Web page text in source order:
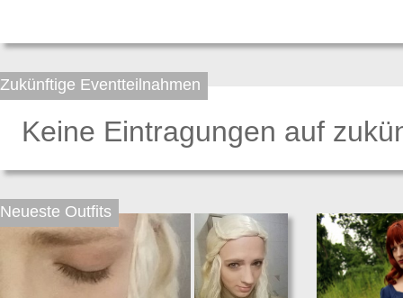
Zukünftige Eventteilnahmen
Keine Eintragungen auf
Neueste Outfits